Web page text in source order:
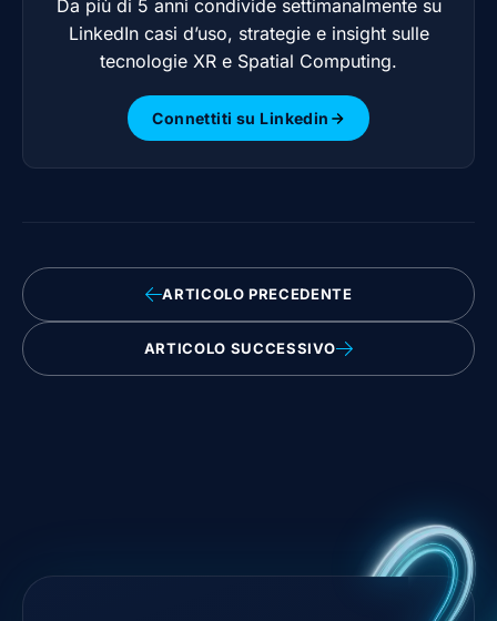
Da più di 5 anni condivide settimanalmente su
LinkedIn casi d’uso, strategie e insight sulle
tecnologie XR e Spatial Computing.
Connettiti su Linkedin
ARTICOLO PRECEDENTE
ARTICOLO SUCCESSIVO